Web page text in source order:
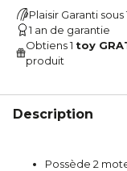
Plaisir Garanti sous
1 an de garantie
Obtiens 1 toy
produit
Description
Possède 2